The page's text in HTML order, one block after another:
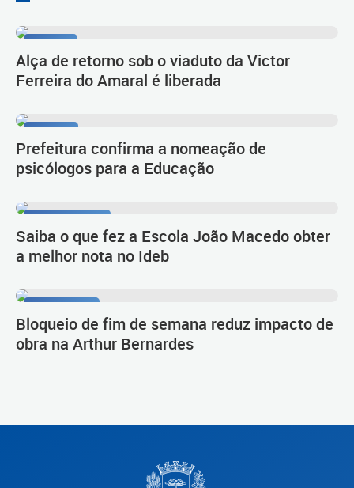
Alça de retorno sob o viaduto da Victor
Ferreira do Amaral é liberada
Prefeitura confirma a nomeação de
psicólogos para a Educação
Saiba o que fez a Escola João Macedo obter
a melhor nota no Ideb
Bloqueio de fim de semana reduz impacto de
obra na Arthur Bernardes